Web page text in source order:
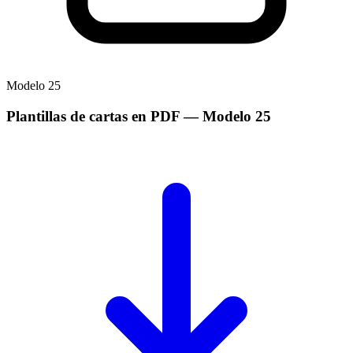
Modelo 25
Plantillas de cartas en PDF— Modelo 25